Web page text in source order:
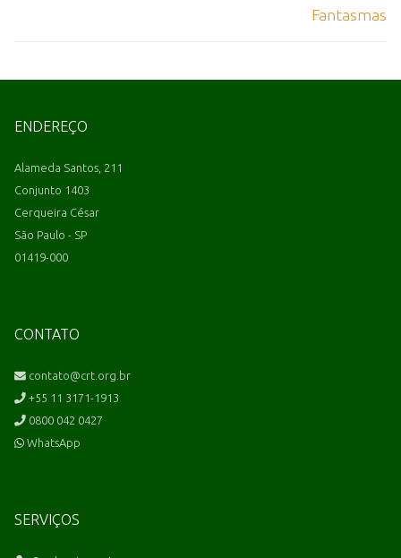
Fantasmas
ENDEREÇO
Alameda Santos, 211
Conjunto 1403
Cerqueira César
São Paulo - SP
01419-000
CONTATO
contato@crt.org.br
+55 11 3171-1913
0800 042 0427
WhatsApp
SERVIÇOS